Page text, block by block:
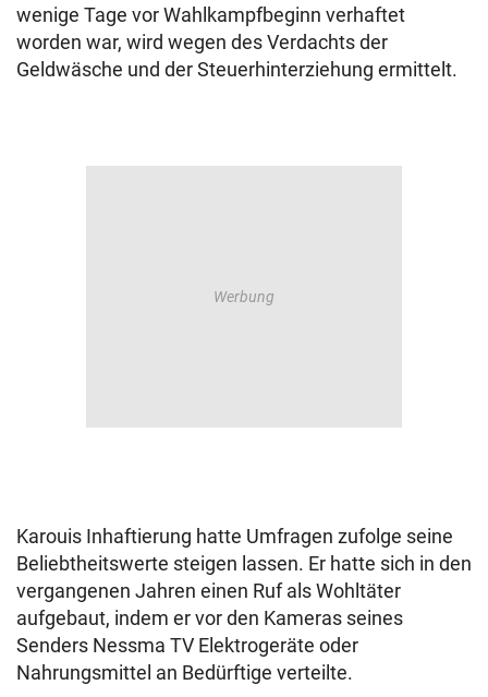
wenige Tage vor Wahlkampfbeginn verhaftet
worden war, wird wegen des Verdachts der
Geldwäsche und der Steuerhinterziehung ermittelt.
Karouis Inhaftierung hatte Umfragen zufolge seine
Beliebtheitswerte steigen lassen. Er hatte sich in den
vergangenen Jahren einen Ruf als Wohltäter
aufgebaut, indem er vor den Kameras seines
Senders Nessma TV Elektrogeräte oder
Nahrungsmittel an Bedürftige verteilte.